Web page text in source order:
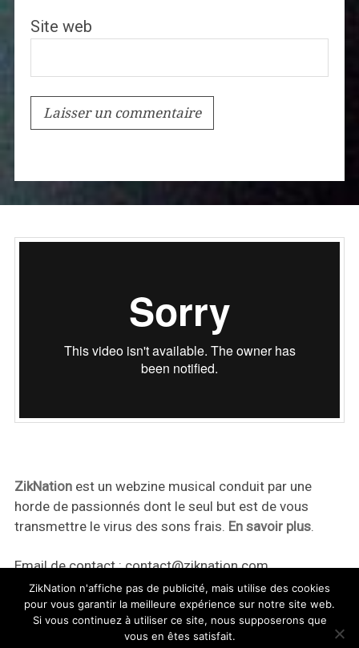
Site web
ZikNationest un webzine musical conduit par une
horde de passionnés dont le seul but est de vous
transmettre le virus des sons frais. En savoir plus.
Email de contact :contact@ziknation.com
ZikNation n'affiche pas de publicité, mais utilise des cookies
pour vous garantir la meilleure expérience sur notre site web.
Si vous continuez à utiliser ce site, nous supposerons que
vous en êtes satisfait.